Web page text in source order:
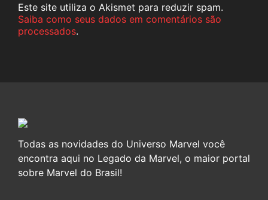
Este site utiliza o Akismet para reduzir spam.
Saiba como seus dados em comentários são
processados.
Todas as novidades do Universo Marvel você
encontra aqui no Legado da Marvel, o maior portal
sobre Marvel do Brasil!